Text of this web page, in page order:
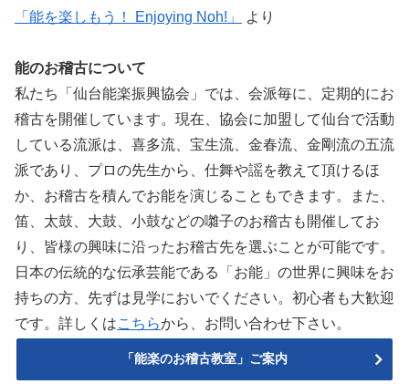
「能を楽しもう！ Enjoying Noh!」 より
能のお稽古について
私たち「仙台能楽振興協会」では、会派毎に、定期的にお
稽古を開催しています。現在、協会に加盟して仙台で活動
している流派は、喜多流、宝生流、金春流、金剛流の五流
派であり、プロの先生から、仕舞や謡を教えて頂けるほ
か、お稽古を積んでお能を演じることもできます。また、
笛、太鼓、大鼓、小鼓などの囃子のお稽古も開催してお
り、皆様の興味に沿ったお稽古先を選ぶことが可能です。
日本の伝統的な伝承芸能である「お能」の世界に興味をお
持ちの方、先ずは見学においでください。初心者も大歓迎
です。詳しくはこちらから、お問い合わせ下さい。
「能楽のお稽古教室」ご案内